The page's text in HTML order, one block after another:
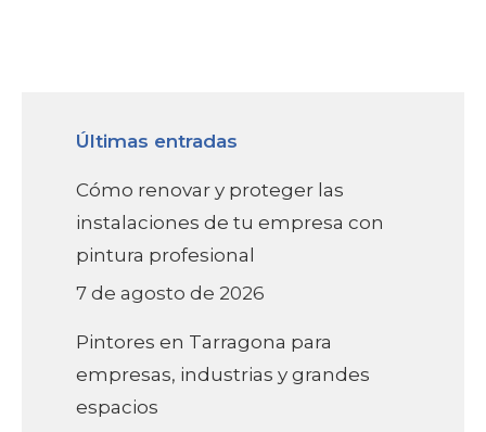
Últimas entradas
Cómo renovar y proteger las
instalaciones de tu empresa con
pintura profesional
7 de agosto de 2026
Pintores en Tarragona para
empresas, industrias y grandes
espacios